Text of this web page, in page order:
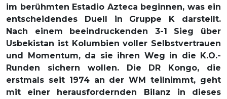
im berühmten Estadio Azteca beginnen, was ein
entscheidendes Duell in Gruppe K darstellt.
Nach einem beeindruckenden 3-1 Sieg über
Usbekistan ist Kolumbien voller Selbstvertrauen
und Momentum, da sie ihren Weg in die K.O.-
Runden sichern wollen. Die DR Kongo, die
erstmals seit 1974 an der WM teilnimmt, geht
mit einer herausfordernden Bilanz in dieses